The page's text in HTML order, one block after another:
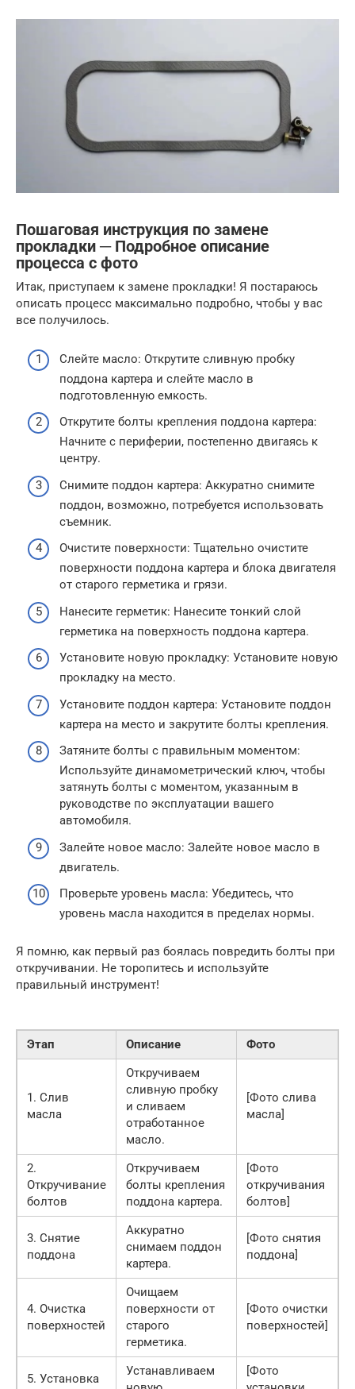
Пошаговая инструкция по замене
прокладки ─ Подробное описание
процесса с фото
Итак, приступаем к замене прокладки! Я постараюсь
описать процесс максимально подробно, чтобы у вас
все получилось.
Слейте масло: Открутите сливную пробку
поддона картера и слейте масло в
подготовленную емкость.
Открутите болты крепления поддона картера:
Начните с периферии, постепенно двигаясь к
центру.
Снимите поддон картера: Аккуратно снимите
поддон, возможно, потребуется использовать
съемник.
Очистите поверхности: Тщательно очистите
поверхности поддона картера и блока двигателя
от старого герметика и грязи.
Нанесите герметик: Нанесите тонкий слой
герметика на поверхность поддона картера.
Установите новую прокладку: Установите новую
прокладку на место.
Установите поддон картера: Установите поддон
картера на место и закрутите болты крепления.
Затяните болты с правильным моментом:
Используйте динамометрический ключ, чтобы
затянуть болты с моментом, указанным в
руководстве по эксплуатации вашего
автомобиля.
Залейте новое масло: Залейте новое масло в
двигатель.
Проверьте уровень масла: Убедитесь, что
уровень масла находится в пределах нормы.
Я помню, как первый раз боялась повредить болты при
откручивании. Не торопитесь и используйте
правильный инструмент!
Этап Описание Фото
1. Слив
масла
Откручиваем
сливную пробку
и сливаем
отработанное
масло.
[Фото слива
масла]
2.
Откручивание
болтов
Откручиваем
болты крепления
поддона картера.
[Фото
откручивания
болтов]
3. Снятие
поддона
Аккуратно
снимаем поддон
картера.
[Фото снятия
поддона]
4. Очистка
поверхностей
Очищаем
поверхности от
старого
герметика.
[Фото очистки
поверхностей]
5. Установка
Устанавливаем
[Фото